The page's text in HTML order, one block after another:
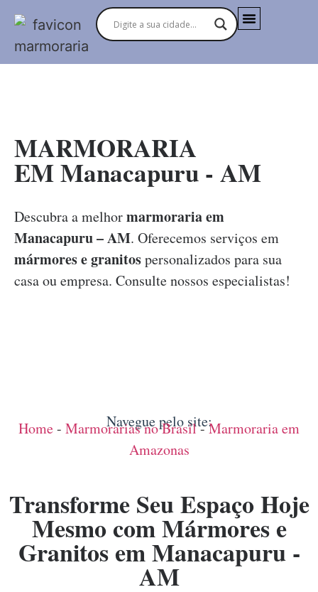
MARMORARIA
EM Manacapuru - AM
Descubra a melhormarmoraria em
Manacapuru – AM. Oferecemos serviços em
mármores e granitospersonalizados para sua
casa ou empresa. Consulte nossos especialistas!
Navegue pelo site:
Home- Marmorarias no Brasil-Marmoraria em
Amazonas
Transforme Seu Espaço Hoje
Mesmo com Mármores e
Granitos em Manacapuru -
AM